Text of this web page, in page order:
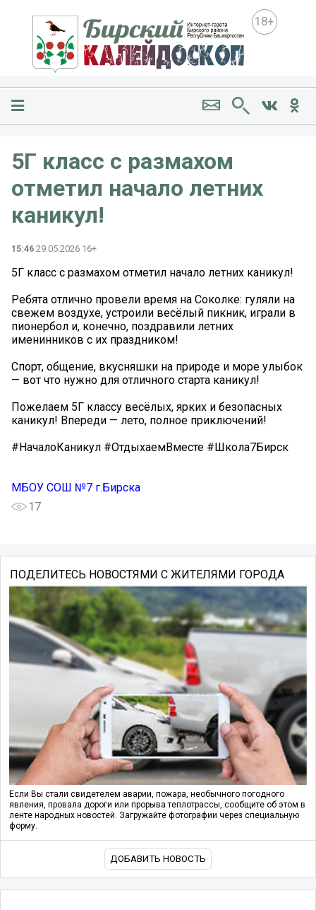
18+
5Г класс с размахом
отметил начало летних
каникул!
15:46 29.05.2026 16+
5Г класс с размахом отметил начало летних каникул!
Ребята отлично провели время на Соколке: гуляли на
свежем воздухе, устроили весёлый пикник, играли в
пионербол и, конечно, поздравили летних
именинников с их праздником!
Спорт, общение, вкусняшки на природе и море улыбок
— вот что нужно для отличного старта каникул!
Пожелаем 5Г классу весёлых, ярких и безопасных
каникул! Впереди — лето, полное приключений! ️
#НачалоКаникул #ОтдыхаемВместе #Школа7Бирск
МБОУ СОШ №7 г.Бирска
17
ПОДЕЛИТЕСЬ НОВОСТЯМИ С ЖИТЕЛЯМИ ГОРОДА
Если Вы стали свидетелем аварии, пожара, необычного погодного
явления, провала дороги или прорыва теплотрассы, сообщите об этом в
ленте народных новостей. Загружайте фотографии через специальную
форму.
ДОБАВИТЬ НОВОСТЬ